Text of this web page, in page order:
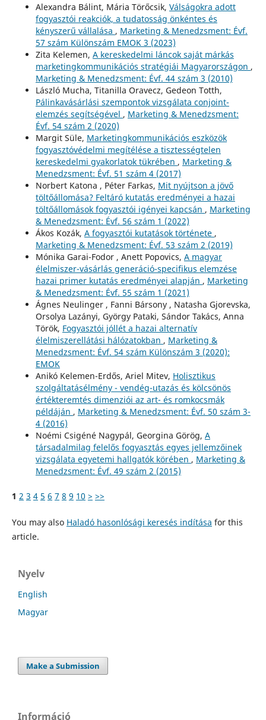
Alexandra Bálint, Mária Törőcsik, Válságokra adott
fogyasztói reakciók, a tudatosság önkéntes és
kényszerű vállalása , Marketing & Menedzsment: Évf.
57 szám Különszám EMOK 3 (2023)
Zita Kelemen, A kereskedelmi láncok saját márkás
marketingkommunikációs stratégiái Magyarországon ,
Marketing & Menedzsment: Évf. 44 szám 3 (2010)
László Mucha, Titanilla Oravecz, Gedeon Totth,
Pálinkavásárlási szempontok vizsgálata conjoint-
elemzés segítségével , Marketing & Menedzsment:
Évf. 54 szám 2 (2020)
Margit Süle, Marketingkommunikációs eszközök
fogyasztóvédelmi megítélése a tisztességtelen
kereskedelmi gyakorlatok tükrében , Marketing &
Menedzsment: Évf. 51 szám 4 (2017)
Norbert Katona , Péter Farkas, Mit nyújtson a jövő
töltőállomása? Feltáró kutatás eredményei a hazai
töltőállomások fogyasztói igényei kapcsán , Marketing
& Menedzsment: Évf. 56 szám 1 (2022)
Ákos Kozák, A fogyasztói kutatások története ,
Marketing & Menedzsment: Évf. 53 szám 2 (2019)
Mónika Garai-Fodor , Anett Popovics, A magyar
élelmiszer-vásárlás generáció-specifikus elemzése
hazai primer kutatás eredményei alapján , Marketing
& Menedzsment: Évf. 55 szám 1 (2021)
Ágnes Neulinger , Fanni Bársony , Natasha Gjorevska,
Orsolya Lazányi, György Pataki, Sándor Takács, Anna
Török, Fogyasztói jóllét a hazai alternatív
élelmiszerellátási hálózatokban , Marketing &
Menedzsment: Évf. 54 szám Különszám 3 (2020):
EMOK
Anikó Kelemen-Erdős, Ariel Mitev, Holisztikus
szolgáltatásélmény - vendég-utazás és kölcsönös
értékteremtés dimenziói az art- és romkocsmák
példáján , Marketing & Menedzsment: Évf. 50 szám 3-
4 (2016)
Noémi Csigéné Nagypál, Georgina Görög, A
társadalmilag felelős fogyasztás egyes jellemzőinek
vizsgálata egyetemi hallgatók körében , Marketing &
Menedzsment: Évf. 49 szám 2 (2015)
1 2 3 4 5 6 7 8 9 10 > >>
You may also Haladó hasonlósági keresés indítása for this
article.
Nyelv
English
Magyar
Make a Submission
Információ